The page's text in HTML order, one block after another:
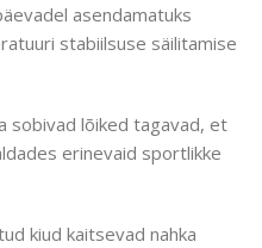
asendamatuks
stabiilsuse säilitamise
sobivad lõiked tagavad, et
erinevaid sportlikke
kiud kaitsevad nahka